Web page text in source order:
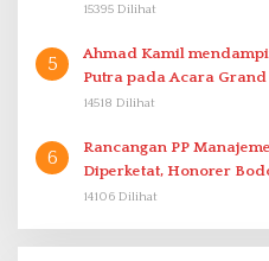
15395 Dilihat
5
Ahmad Kamil mendampingi Langsung Dike Mandala
Putra pada Acara
Proklamasi Mirip Bung
14518 Dilihat
6
Rancangan PP
Diperketat, Honorer
14106 Dilihat